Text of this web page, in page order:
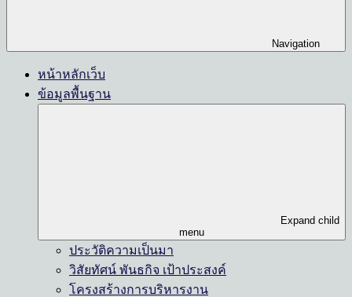
Navigation
หน้าหลักเว็บ
ข้อมูลพื้นฐาน
Expand child
menu
ประวัติความเป็นมา
วิสัยทัศน์ พันธกิจ เป้าประสงค์
โครงสร้างการบริหารงาน